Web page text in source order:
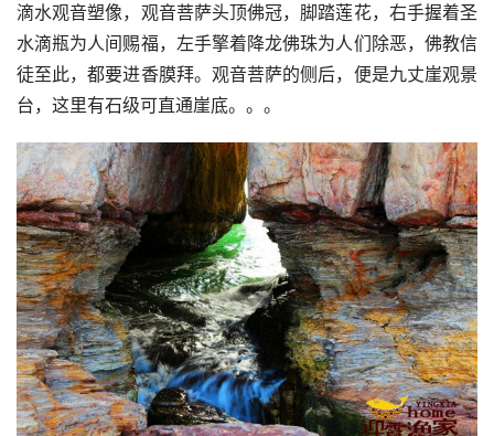
滴水观音塑像，观音菩萨头顶佛冠，脚踏莲花，右手握着圣
水滴瓶为人间赐福，左手擎着降龙佛珠为人们除恶，佛教信
徒至此，都要进香膜拜。观音菩萨的侧后，便是九丈崖观景
台，这里有石级可直通崖底。。。